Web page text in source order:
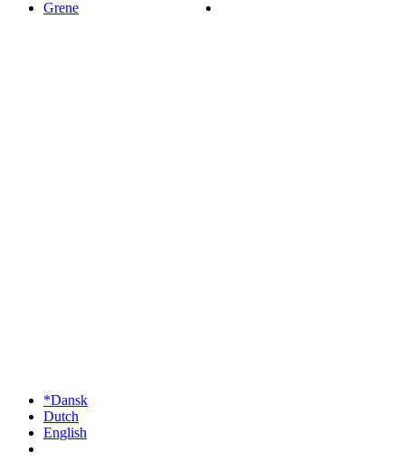
Grene
*Dansk
Dutch
English